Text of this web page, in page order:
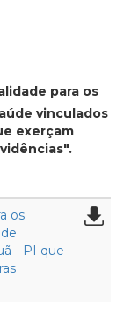
para os
vinculados
exerçam
os
- PI que